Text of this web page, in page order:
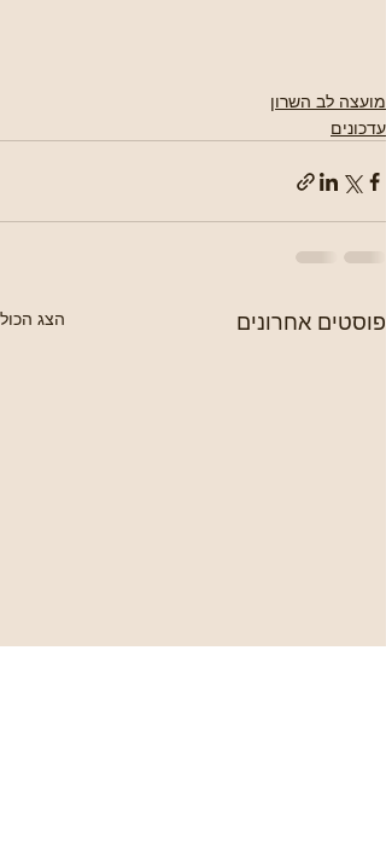
מועצה לב השרון
עדכונים
פוסטים אחרונים הצג הכול